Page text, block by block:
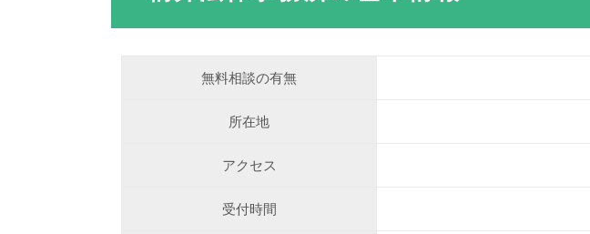
無料相談の有無
所在地
アクセス
受付時間